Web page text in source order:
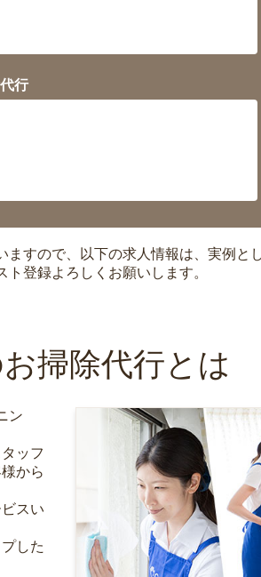
行
すので、以下の求人情報は、実例と
登録よろしくお願いします。
掃除代行とは
ン
ッフ
から
スい
した